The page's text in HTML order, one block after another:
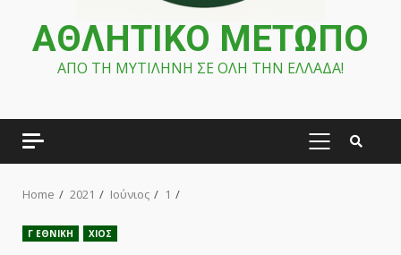
ΑΘΛΗΤΙΚΟ ΜΕΤΩΠΟ
ΑΠΟ ΤΗ ΜΥΤΙΛΗΝΗ ΣΕ ΟΛΗ ΤΗΝ ΕΛΛΑΔΑ!
PRIMARY
Home 2021 Ιούνιος 1
Γ ΕΘΝΙΚΗ ΧΙΟΣ